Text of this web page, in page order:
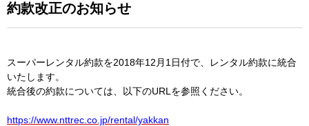
約款改正のお知らせ
スーパーレンタル約款を2018年12月1日付で、レンタル約款に統合
いたします。
統合後の約款については、以下のURLを参照ください。
https://www.nttrec.co.jp/rental/yakkan